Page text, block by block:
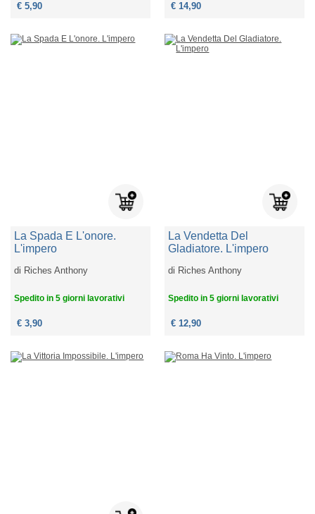
€ 5,90 € 14,90
La Spada E L'onore.
L'impero
di Riches Anthony
Spedito in 5 giorni lavorativi
€ 3,90
La Vendetta Del
Gladiatore. L'impero
di Riches Anthony
Spedito in 5 giorni lavorativi
€ 12,90